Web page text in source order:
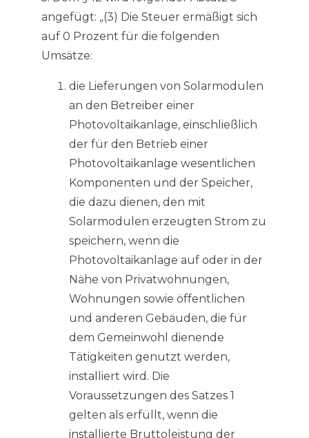
angefügt: „(3) Die Steuer ermäßigt sich
auf 0 Prozent für die folgenden
Umsätze:
die Lieferungen von Solarmodulen
an den Betreiber einer
Photovoltaikanlage, einschließlich
der für den Betrieb einer
Photovoltaikanlage wesentlichen
Komponenten und der Speicher,
die dazu dienen, den mit
Solarmodulen erzeugten Strom zu
speichern, wenn die
Photovoltaikanlage auf oder in der
Nähe von Privatwohnungen,
Wohnungen sowie öffentlichen
und anderen Gebäuden, die für
dem Gemeinwohl dienende
Tätigkeiten genutzt werden,
installiert wird. Die
Voraussetzungen des Satzes 1
gelten als erfüllt, wenn die
installierte Bruttoleistung der